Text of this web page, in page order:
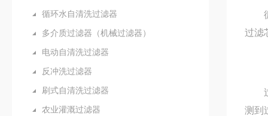
循环水自清洗过滤器
多介质过滤器（机械过滤器）
电动自清洗过滤器
反冲洗过滤器
刷式自清洗过滤器
农业灌溉过滤器
循
过滤
过
测到